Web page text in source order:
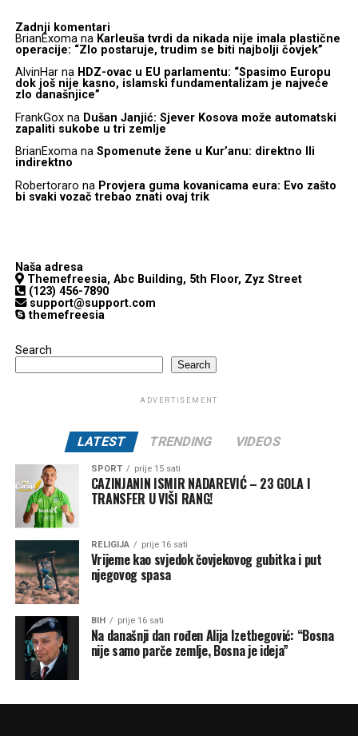
Zadnji komentari
BrianExomana Karleuša tvrdi da nikada nije imala plastične
operacije: “Zlo postaruje, trudim se biti najbolji čovjek”
AlvinHarna HDZ-ovac u EU parlamentu: “Spasimo Europu
dok još nije kasno, islamski fundamentalizam je najveće
zlo današnjice”
FrankGoxna Dušan Janjić: Sjever Kosova može automatski
zapaliti sukobe u tri zemlje
BrianExomana Spomenute žene u Kur’anu: direktno Ili
indirektno
Robertoraro na Provjera guma kovanicama eura: Evo zašto
bi svaki vozač trebao znati ovaj trik
Naša adresa
Themefreesia, Abc Building, 5th Floor, Zyz Street
(123) 456-7890
support@support.com
themefreesia
Search
Search
ADVERTISEMENT
LATEST TRENDING VIDEOS
SPORT prije 15 sati
CAZINJANIN ISMIR NADAREVIĆ – 23 GOLA I
TRANSFER U VIŠI RANG!
RELIGIJA prije 16 sati
Vrijeme kao svjedok čovjekovog gubitka i put
njegovog spasa
BIH prije 16 sati
Na današnji dan rođen Alija Izetbegović: “Bosna
nije samo parče zemlje, Bosna je ideja”